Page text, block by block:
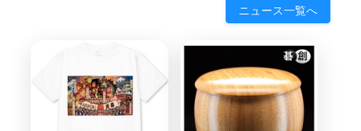
ニュース一覧へ